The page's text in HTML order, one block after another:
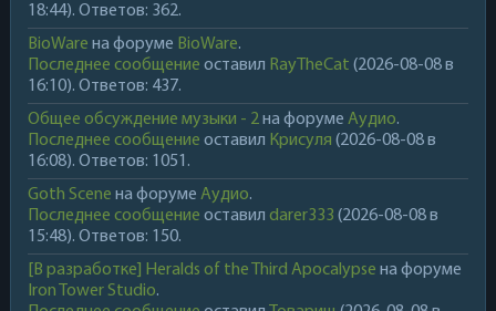
18:44). Ответов: 362.
BioWare на форуме BioWare.
Последнее сообщение оставил RayTheCat (2026-08-08 в
16:10). Ответов: 437.
Общее обсуждение музыки - 2на форуме Аудио.
Последнее сообщение оставил Крисуля (2026-08-08 в
16:08). Ответов: 1051.
Goth Scene на форуме Аудио.
Последнее сообщение оставил darer333 (2026-08-08 в
15:48). Ответов: 150.
[В разработке] Heralds of the Third Apocalypse на форуме
Iron Tower Studio.